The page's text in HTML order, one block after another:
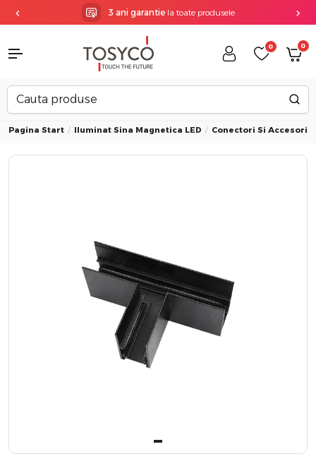
3 ani garantiela toate produsele
0 0
Pagina Start Iluminat Sina Magnetica LED Conectori Si Accesorii